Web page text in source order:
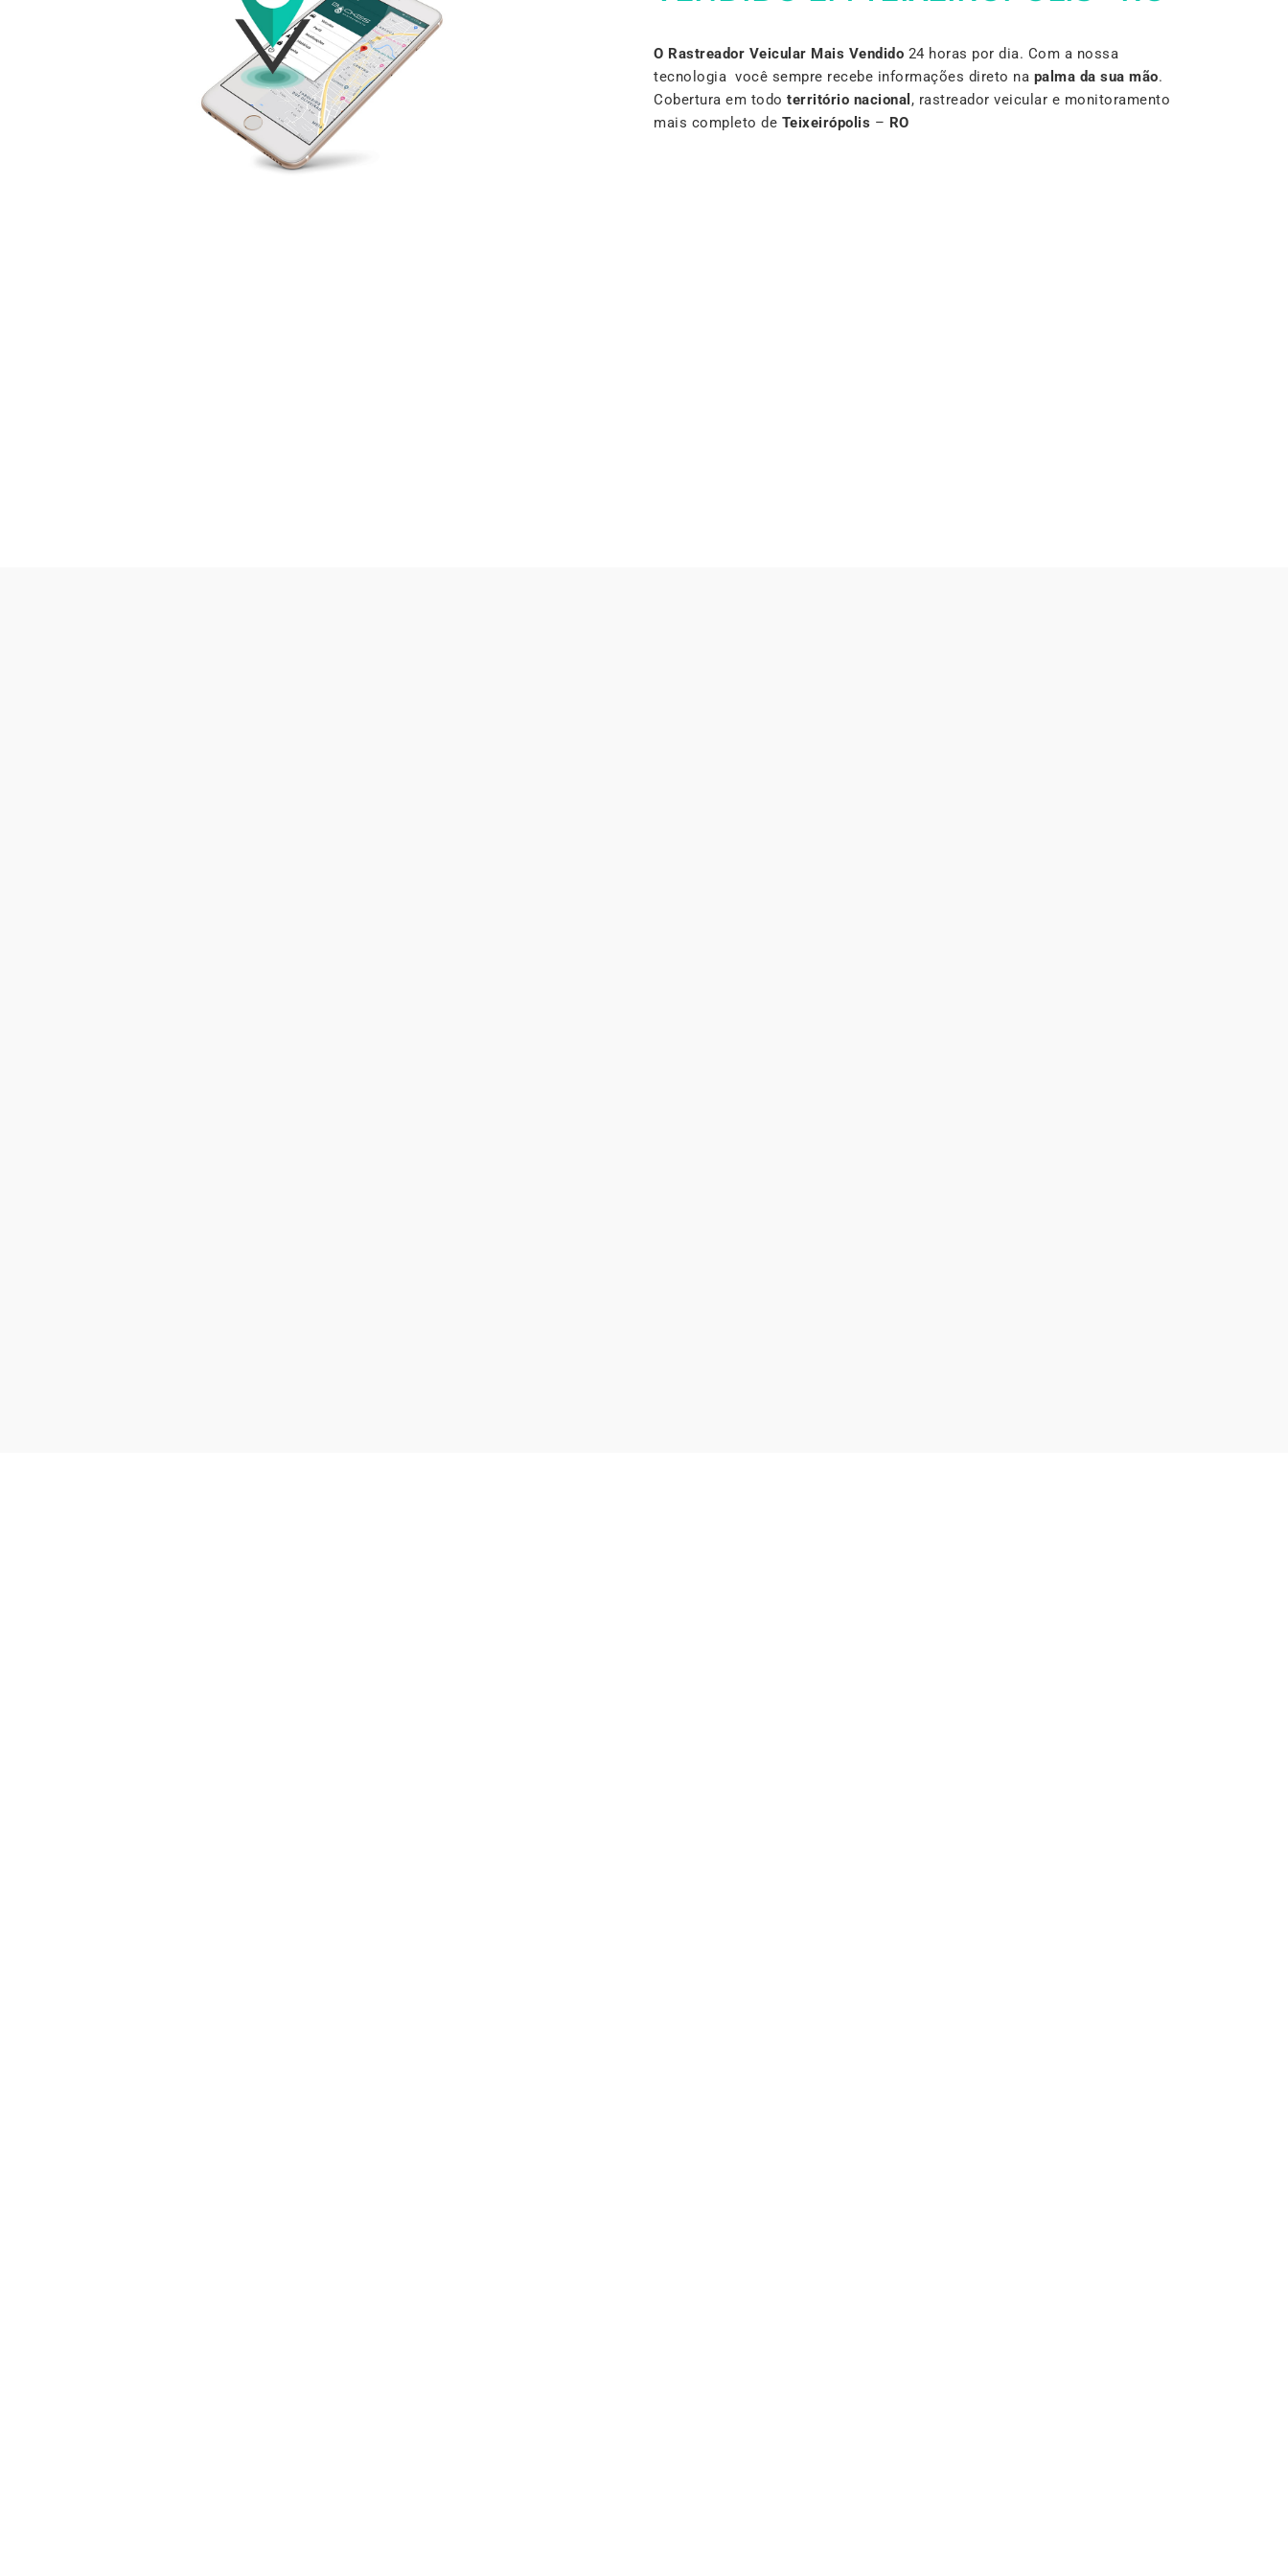
O Rastreador Veicular Mais Vendido 24 horas por dia. Com a nossa
tecnologia você sempre recebe informações direto na palma da sua mão.
Cobertura em todo território nacional , rastreador veicular e monitoramento
mais completo de Teixeirópolis – RO